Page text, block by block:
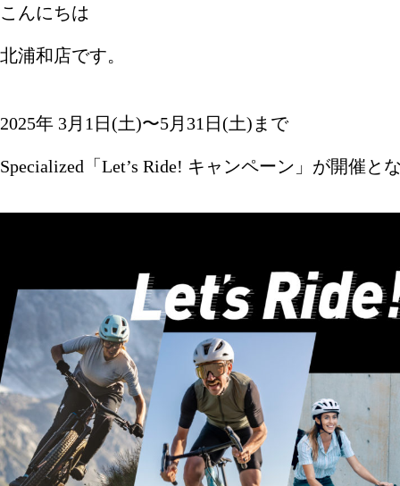
こんにちは
北浦和店です。
2025年 3月1日(土)〜5月31日(土)まで
Specialized「Let’s Ride! キャンペーン」が開催と